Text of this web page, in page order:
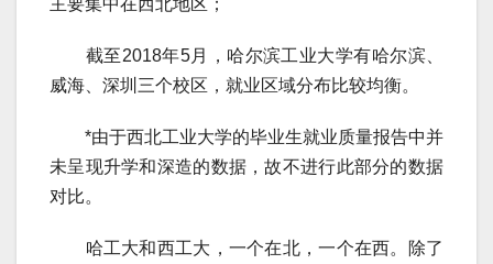
主要集中在西北地区；
截至2018年5月，哈尔滨工业大学有哈尔滨、
威海、深圳三个校区，就业区域分布比较均衡。
*由于西北工业大学的毕业生就业质量报告中并
未呈现升学和深造的数据，故不进行此部分的数据
对比。
哈工大和西工大，一个在北，一个在西。除了